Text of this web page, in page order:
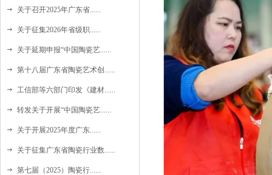
关于召开2025年广东省......
关于征集2026年省级职......
关于延期申报“中国陶瓷艺......
第十八届广东省陶瓷艺术创......
工信部等六部门印发《建材......
转发关于开展“中国陶瓷艺......
关于开展2025年度广东......
关于征集广东省陶瓷行业数......
第七届（2025）陶瓷行......